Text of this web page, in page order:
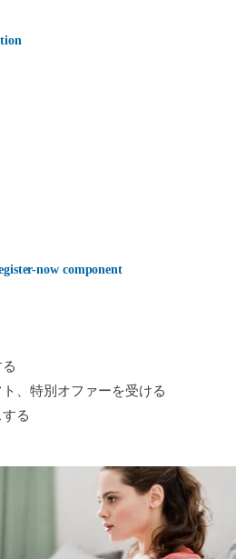
now component
、特別オファーを受ける
る